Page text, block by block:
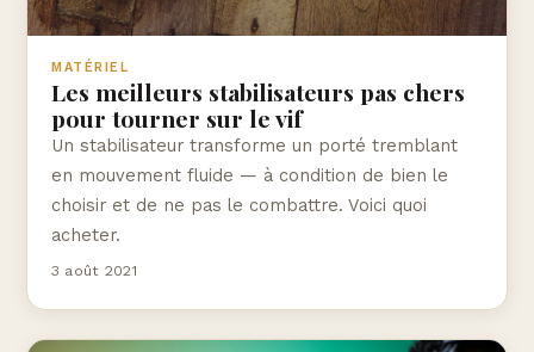
MATÉRIEL
Les meilleurs stabilisateurs pas chers
pour tourner sur le vif
Un stabilisateur transforme un porté tremblant
en mouvement fluide — à condition de bien le
choisir et de ne pas le combattre. Voici quoi
acheter.
3 août 2021